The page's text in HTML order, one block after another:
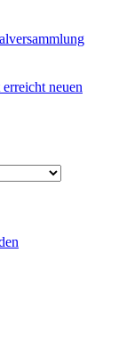
neuen